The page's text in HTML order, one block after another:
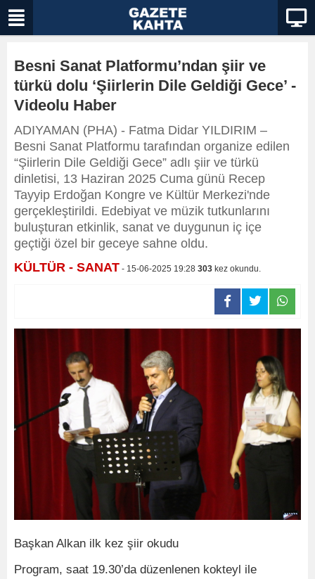
Besni Sanat Platformu’ndan şiir ve
türkü dolu ‘Şiirlerin Dile Geldiği Gece’ -
Videolu Haber
ADIYAMAN (PHA) - Fatma Didar YILDIRIM –
Besni Sanat Platformu tarafından organize edilen
“Şiirlerin Dile Geldiği Gece” adlı şiir ve türkü
dinletisi, 13 Haziran 2025 Cuma günü Recep
Tayyip Erdoğan Kongre ve Kültür Merkezi'nde
gerçekleştirildi. Edebiyat ve müzik tutkunlarını
buluşturan etkinlik, sanat ve duygunun iç içe
geçtiği özel bir geceye sahne oldu.
KÜLTÜR - SANAT - 15-06-2025 19:28 303 kez okundu.
Başkan Alkan ilk kez şiir okudu
Program, saat 19.30’da düzenlenen kokteyl ile